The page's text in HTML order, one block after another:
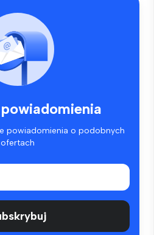
powiadomienia o podobnych
ofertach